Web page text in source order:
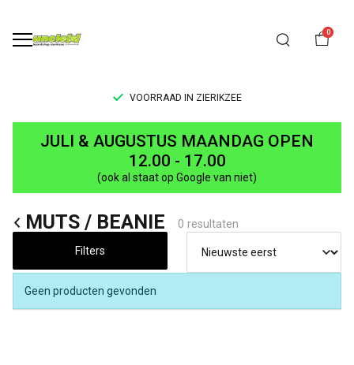
0
VOORRAAD IN ZIERIKZEE
MUTS
BEANIE
UNCLE[S]
Boardshop
JULI & AUGUSTUS MAANDAG OPEN
12.00 - 17.00
(ook al staat op Google van niet)
MUTS / BEANIE 0 resultaten
Filters
Geen producten gevonden